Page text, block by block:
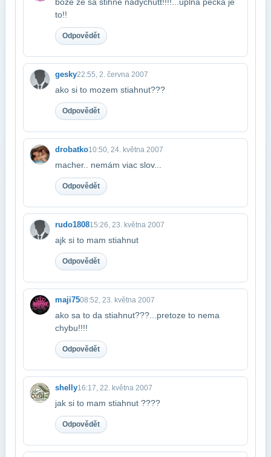
to!!
Odpovědět
gesky22:55, 2. června 2007
ako si to mozem stiahnut???
Odpovědět
drobatko10:50, 24. května 2007
macher.. nemám viac slov...
Odpovědět
rudo180815:26, 23. května 2007
ajk si to mam stiahnut
Odpovědět
maji7508:52, 23. května 2007
ako sa to da stiahnut???...pretoze to nema
chybu!!!!
Odpovědět
shelly16:17, 22. května 2007
jak si to mam stiahnut ????
Odpovědět